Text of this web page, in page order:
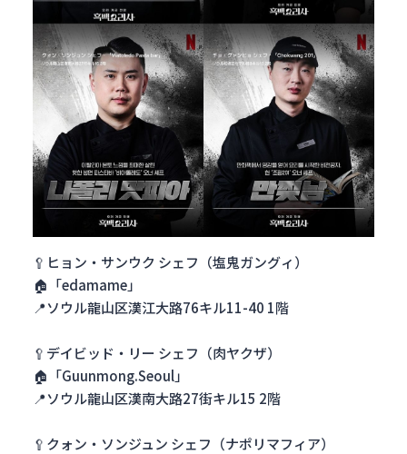
🥄ヒョン・サンウク シェフ（塩鬼ガングィ）
🏠「edamame」
📍ソウル龍山区漢江大路76キル11-40 1階
🥄デイビッド・リー シェフ（肉ヤクザ）
🏠「Guunmong.Seoul」
📍ソウル龍山区漢南大路27街キル15 2階
🥄クォン・ソンジュン シェフ（ナポリマフィア）